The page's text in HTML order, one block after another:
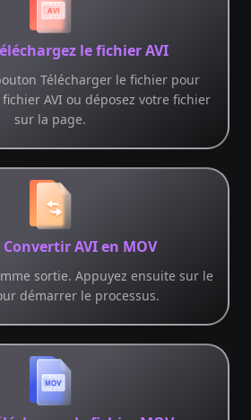
le fichier AVI
Télécharger le fichier pour
AVI ou déposez votre fichier
sur la page.
Convertir AVI en MOV
sortie. Appuyez ensuite sur le
démarrer le processus.